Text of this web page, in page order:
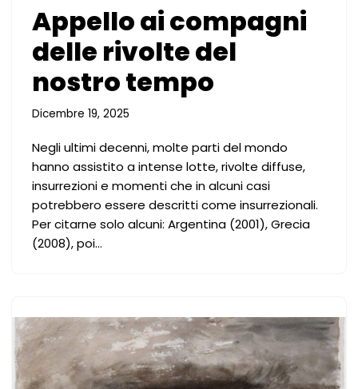
Appello ai compagni
delle rivolte del
nostro tempo
Dicembre 19, 2025
Negli ultimi decenni, molte parti del mondo
hanno assistito a intense lotte, rivolte diffuse,
insurrezioni e momenti che in alcuni casi
potrebbero essere descritti come insurrezionali.
Per citarne solo alcuni: Argentina (2001), Grecia
(2008), poi…